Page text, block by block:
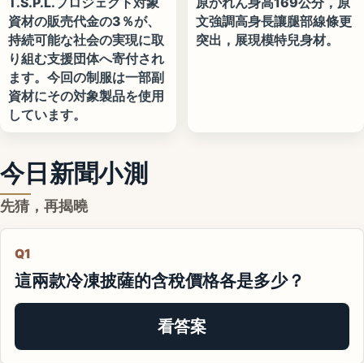
資材の販売代金の3％が、
持続可能な社会の実現に取
り組む支援団体へ寄付され
ます。今回の制服は一部副
資材にその対象製品を使用
しています。
文強調高身長讓腿部線條更
突出，展現模特兒身材。
今日新聞小測
先猜，再揭曉
Q1
這兩款冷凍披薩的含稅價格各是多少？
看答案